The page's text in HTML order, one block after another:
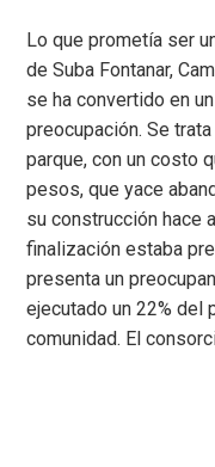
Lo que prometía ser
de Suba Fontanar,
se ha convertido en
preocupación. Se
parque, con un costo
pesos, que yace
su construcción hace
finalización estaba
presenta un
ejecutado un 22% del
comunidad. El